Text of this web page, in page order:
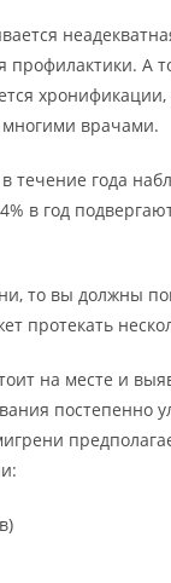
А
хронификации,
врачами.
течение года
в год
то вы должны
протекать
на месте и
постепенно